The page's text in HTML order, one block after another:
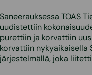
Saneerauksessa TOAS
uudistettiin
purettiin ja korvattiin
korvattiin nykyaikaisella
järjestelmällä, joka